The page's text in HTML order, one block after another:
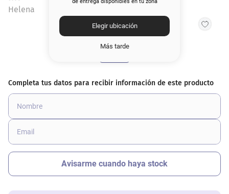
Elegir ubicación
Más tarde
Helena
cher
nyx